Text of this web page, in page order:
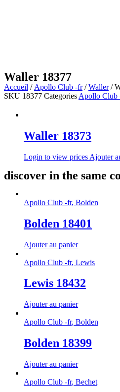
Waller 18377
Accueil / Apollo Club -fr/Waller/
SKU 18377 Categories Apollo Club
Waller 18373
Login to view prices Ajouter
discover in the same
Apollo Club -fr, Bolden
Bolden 18401
Ajouter au panier
Apollo Club -fr, Lewis
Lewis 18432
Ajouter au panier
Apollo Club -fr, Bolden
Bolden 18399
Ajouter au panier
Apollo Club -fr, Bechet